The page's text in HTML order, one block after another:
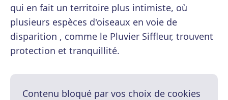
qui en fait un territoire plus intimiste, où
plusieurs espèces d'oiseaux en voie de
disparition , comme le Pluvier Siffleur, trouvent
protection et tranquillité.
Contenu bloqué par vos choix de cookies